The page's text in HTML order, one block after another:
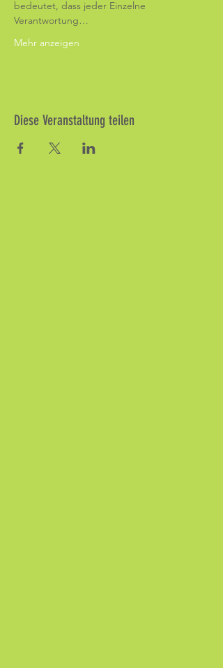
bedeutet, dass jeder Einzelne
Verantwortung…
Mehr anzeigen
Diese Veranstaltung teilen